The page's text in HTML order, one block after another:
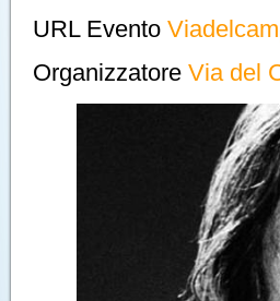
URL Evento
Organizzatore Via del